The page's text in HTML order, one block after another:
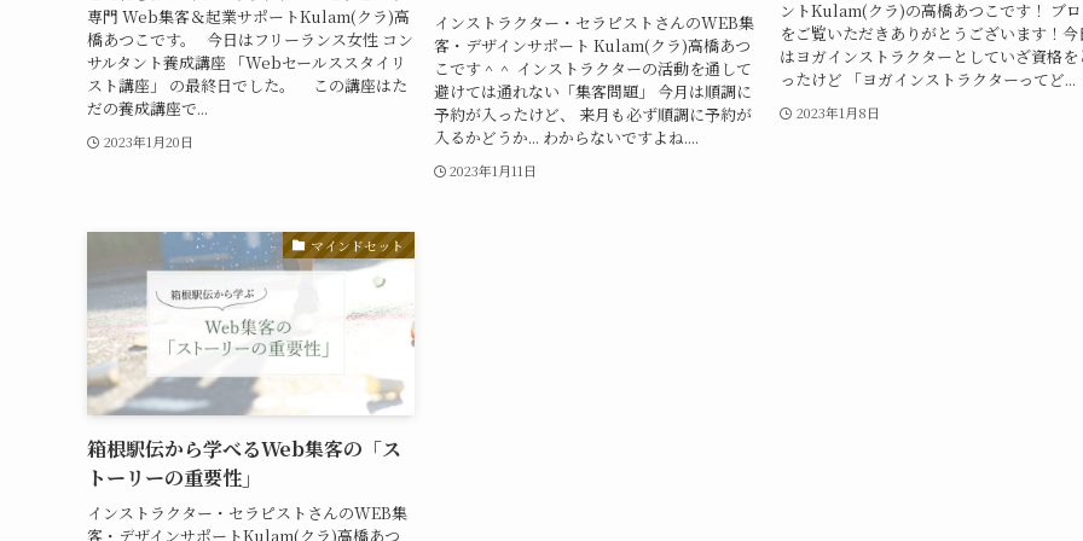
専門 Web集客＆起業サポートKulam(クラ)高
橋あつこです。 今日はフリーランス女性 コン
サルタント養成講座 「Webセールススタイリ
スト講座」 の最終日でした。 この講座はた
だの養成講座で...
2023年1月20日
インストラクター・セラピストさんのWEB集
客・デザインサポート Kulam(クラ)高橋あつ
こです＾＾ インストラクターの活動を通して
避けては通れない「集客問題」 今月は順調に
予約が入ったけど、 来月も必ず順調に予約が
入るかどうか... わからないですよね....
2023年1月11日
ントKulam(クラ)の高橋あつこです！ ブ
をご覧いただきありがとうございます！今
はヨガインストラクターとしていざ資格を
ったけど 「ヨガインストラクターってど...
2023年1月8日
マインドセット
箱根駅伝から学べるWeb集客の「ス
トーリーの重要性」
インストラクター・セラピストさんのWEB集
客・デザインサポートKulam(クラ)高橋あつ